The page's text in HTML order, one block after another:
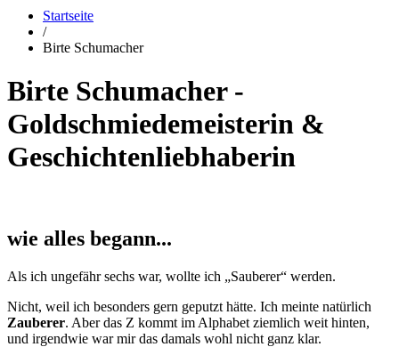
Startseite
/
Birte Schumacher
Birte Schumacher -
Goldschmiedemeisterin &
Geschichtenliebhaberin
wie alles begann...
Als ich ungefähr sechs war, wollte ich „Sauberer“ werden.
Nicht, weil ich besonders gern geputzt hätte. Ich meinte natürlich
Zauberer. Aber das Z kommt im Alphabet ziemlich weit hinten,
und irgendwie war mir das damals wohl nicht ganz klar.